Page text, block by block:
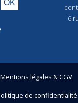
6
Mentions légales & CGV
de confidentialité